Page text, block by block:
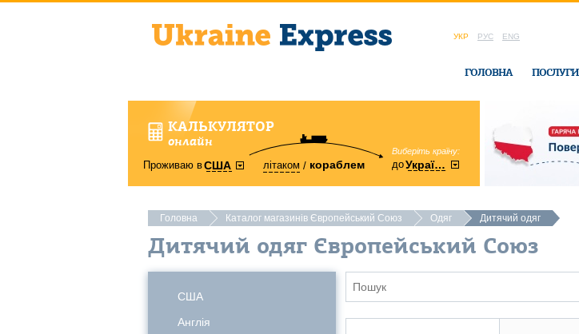
УКР РУС ENG
ГОЛОВНА ПОСЛУГИ
КАЛЬКУЛЯТОР
онлайн
Проживаю вСША літаком кораблем
Виберіть країну:
доУкраїни
область:
Вінницька
Головна Каталог магазинів Європейський Союз Одяг Дитячий одяг
Дитячий одяг Європейський Союз
США
Англія